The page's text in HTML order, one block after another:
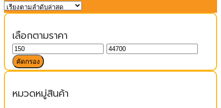
เลือกตามราคา
ราคา
ต่ำ
สุด
ราคา
คัดกรอง
หมวดหมู่สินค้า